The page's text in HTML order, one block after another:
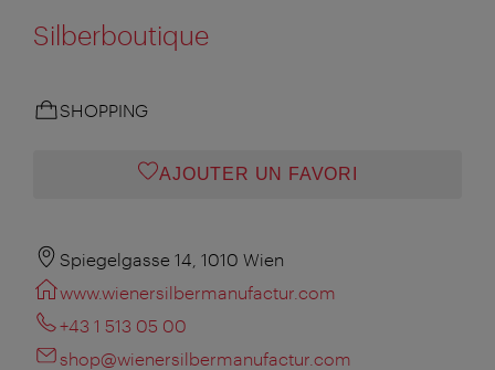
Silberboutique
SHOPPING
AJOUTER UN FAVORI
Spiegelgasse 14, 1010 Wien
www.wienersilbermanufactur.com
+43 1 513 05 00
shop@wienersilbermanufactur.com